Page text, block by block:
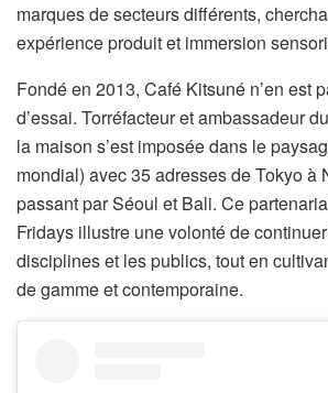
marques de secteurs différents,
expérience produit et immersion
Fondé en 2013, Café Kitsuné n’en est
d’essai. Torréfacteur et ambassadeur
la maison s’est imposée dans le
mondial) avec 35 adresses de Tokyo à
passant par Séoul et Bali. Ce
Fridays illustre une volonté de
disciplines et les publics, tout en
de gamme et contemporaine.